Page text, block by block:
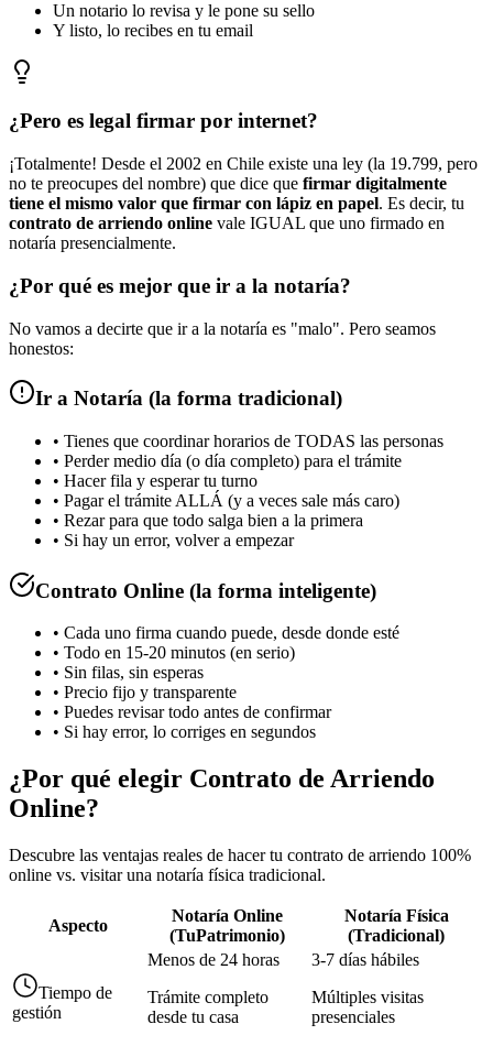
Un notario lo revisa y le pone su sello
Y listo, lo recibes en tu email
¿Pero es legal firmar por internet?
¡Totalmente! Desde el 2002 en Chile existe una ley (la 19.799, pero
no te preocupes del nombre) que dice que firmar digitalmente
tiene el mismo valor que firmar con lápiz en papel. Es decir, tu
contrato de arriendo online vale IGUAL que uno firmado en
notaría presencialmente.
¿Por qué es mejor que ir a la notaría?
No vamos a decirte que ir a la notaría es "malo". Pero seamos
honestos:
Ir a Notaría (la forma tradicional)
• Tienes que coordinar horarios de TODAS las personas
• Perder medio día (o día completo) para el trámite
• Hacer fila y esperar tu turno
• Pagar el trámite ALLÁ (y a veces sale más caro)
• Rezar para que todo salga bien a la primera
• Si hay un error, volver a empezar
Contrato Online (la forma inteligente)
• Cada uno firma cuando puede, desde donde esté
• Todo en 15-20 minutos (en serio)
• Sin filas, sin esperas
• Precio fijo y transparente
• Puedes revisar todo antes de confirmar
• Si hay error, lo corriges en segundos
¿Por qué elegir Contrato de Arriendo
Online?
Descubre las ventajas reales de hacer tu contrato de arriendo 100%
online vs. visitar una notaría física tradicional.
Aspecto
Notaría Online
(TuPatrimonio)
Notaría Física
(Tradicional)
Tiempo de
gestión
Menos de 24 horas
Trámite completo
desde tu casa
3-7 días hábiles
Múltiples visitas
presenciales